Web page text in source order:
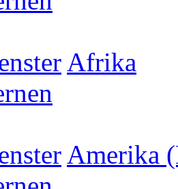
Afrika
Amerika